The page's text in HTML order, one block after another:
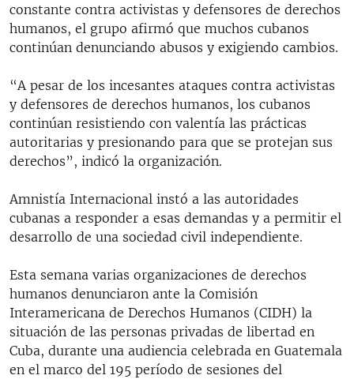
constante contra activistas y defensores de derechos
humanos, el grupo afirmó que muchos cubanos
continúan denunciando abusos y exigiendo cambios.
“A pesar de los incesantes ataques contra activistas
y defensores de derechos humanos, los cubanos
continúan resistiendo con valentía las prácticas
autoritarias y presionando para que se protejan sus
derechos”, indicó la organización.
Amnistía Internacional instó a las autoridades
cubanas a responder a esas demandas y a permitir el
desarrollo de una sociedad civil independiente.
Esta semana varias organizaciones de derechos
humanos denunciaron ante la Comisión
Interamericana de Derechos Humanos (CIDH) la
situación de las personas privadas de libertad en
Cuba, durante una audiencia celebrada en Guatemala
en el marco del 195 período de sesiones del